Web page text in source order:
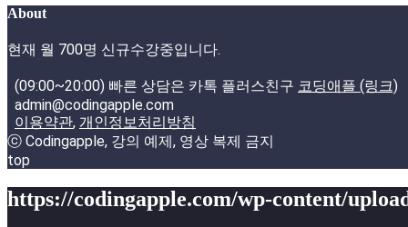
About
현재 월 700명 신규수강중입니다.
(09:00~20:00) 빠른 상담은 카톡 플러스친구 코딩애플 (링크)
admin@codingapple.com
이용약관, 개인정보처리방침
ⓒ Codingapple, 강의 예제, 영상 복제 금지
top
https://codingapple.com/wp-content/